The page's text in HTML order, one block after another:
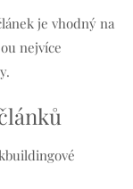
je vhodný na
nejvíce